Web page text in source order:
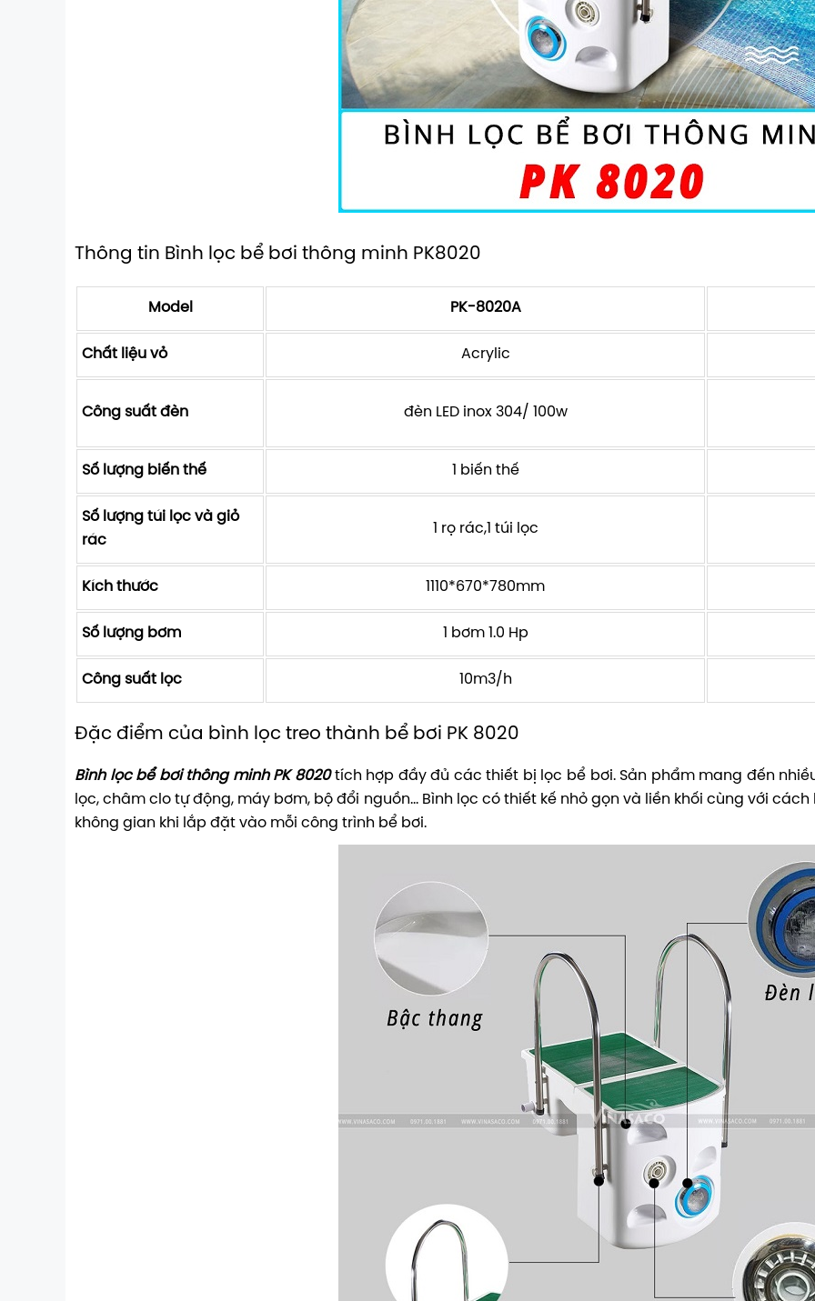
Thông tin Bình lọc bể bơi thông minh PK8020
Model PK-8020A
Chất liệu vỏ Acrylic
Công suất đèn đèn LED inox 304/ 100w
Số lượng biến thế 1 biến thế
Số lượng túi lọc và giỏ
rác
1 rọ rác,1 túi lọc
Kích thước 1110*670*780mm
Số lượng bơm 1 bơm 1.0 Hp
Công suất lọc 10m3/h
Đặc điểm của bình lọc treo thành bể bơi PK 8020
Bình lọc bể bơi thông minh PK 8020tích hợp đầy đủ các thiết bị lọc bể bơi. Sản phẩm mang đến
lọc, châm clo tự động, máy bơm, bộ đổi nguồn… Bình lọc có thiết kế nhỏ gọn và liền khối cùng với
không gian khi lắp đặt vào mỗi công trình bể bơi.